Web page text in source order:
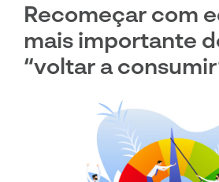
Recomeçar com
mais importante
“voltar a